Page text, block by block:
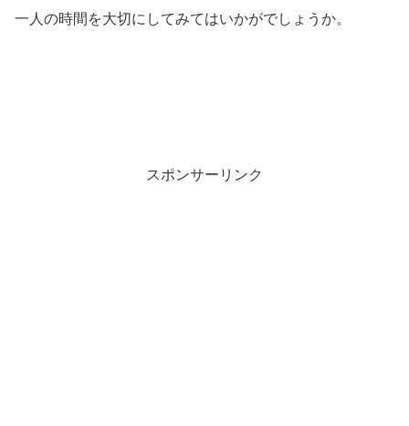
一人の時間を大切にしてみてはいかがでしょうか。
スポンサーリンク